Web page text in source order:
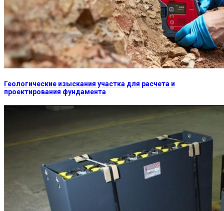
Геологические изыскания участка для расчета и
проектирования фундамента